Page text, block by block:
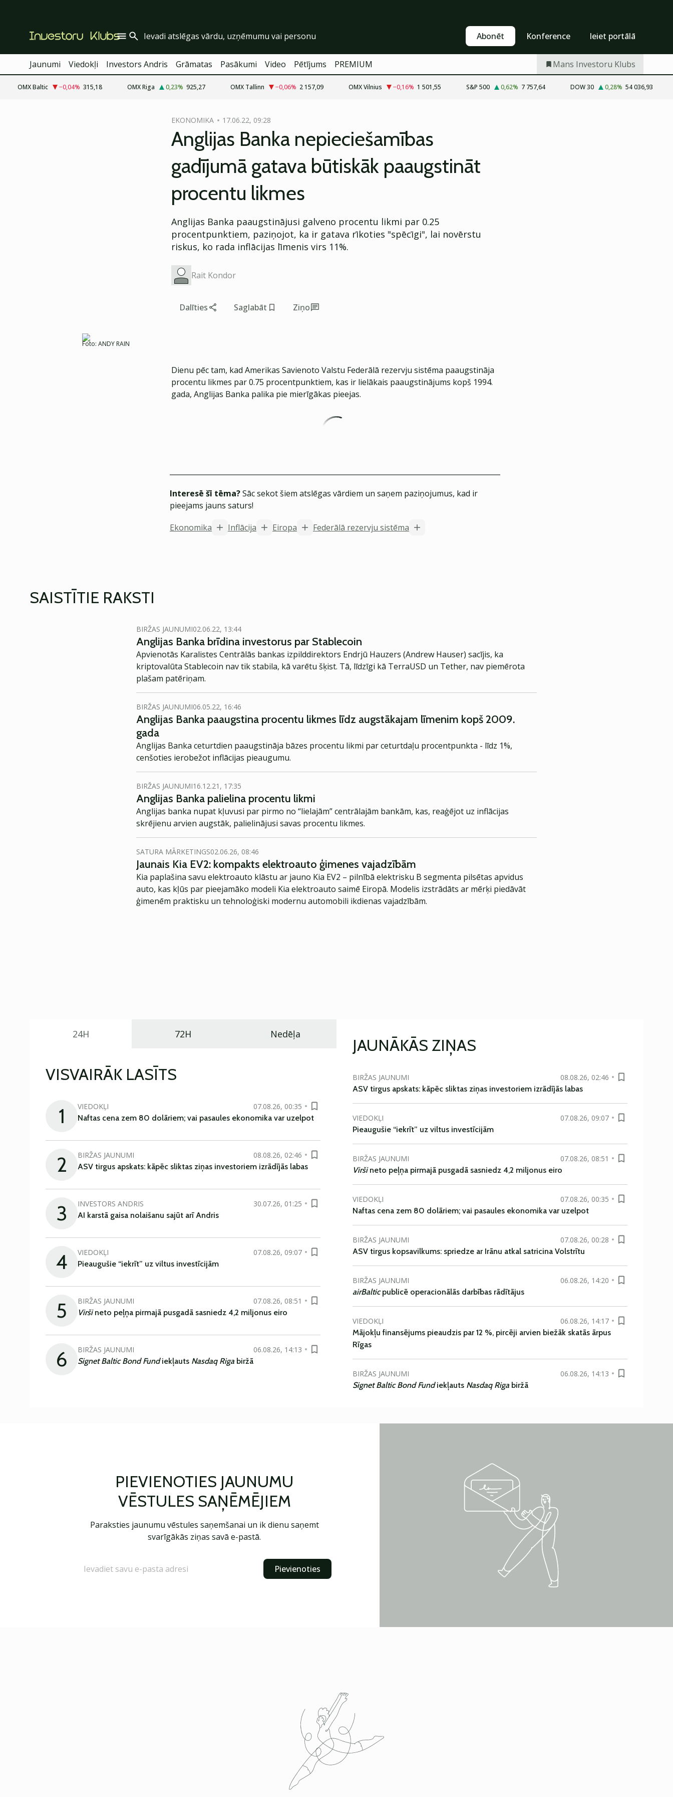
Abonēt Konference Ieiet portālā
Jaunumi Viedokļi Investors Andris Grāmatas Pasākumi Video Pētījums PREMIUM Mans Investoru Klubs
OMX Baltic −0,04% 315,18 OMX Riga 0,23% 925,27 OMX Tallinn −0,06% 2 157,09 OMX Vilnius −0,16% 1 501,55 S&P 500 0,62% 7 757,64 DOW 30 0,28% 54 036,93
EKONOMIKA 17.06.22, 09:28
Anglijas Banka nepieciešamības
gadījumā gatava būtiskāk paaugstināt
procentu likmes
Anglijas Banka paaugstinājusi galveno procentu likmi par 0.25
procentpunktiem, paziņojot, ka ir gatava rīkoties "spēcīgi", lai novērstu
riskus, ko rada inflācijas līmenis virs 11%.
Rait Kondor
Dalīties Saglabāt Ziņo
Foto: ANDY RAIN
Dienu pēc tam, kad Amerikas Savienoto Valstu Federālā rezervju sistēma paaugstināja
procentu likmes par 0.75 procentpunktiem, kas ir lielākais paaugstinājums kopš 1994.
gada, Anglijas Banka palika pie mierīgākas pieejas.
Interesē šī tēma?Sāc sekot šiem atslēgas vārdiem un saņem paziņojumus, kad ir
pieejams jauns saturs!
Ekonomika
Inflācija Eiropa Federālā rezervju sistēma
SAISTĪTIE RAKSTI
BIRŽAS JAUNUMI02.06.22, 13:44
Anglijas Banka brīdina investorus par Stablecoin
Apvienotās Karalistes Centrālās bankas izpilddirektors Endrjū Hauzers (Andrew Hauser) sacījis, ka
kriptovalūta Stablecoin nav tik stabila, kā varētu šķist. Tā, līdzīgi kā TerraUSD un Tether, nav piemērota
plašam patēriņam.
BIRŽAS JAUNUMI06.05.22, 16:46
Anglijas Banka paaugstina procentu likmes līdz augstākajam līmenim kopš 2009.
gada
Anglijas Banka ceturtdien paaugstināja bāzes procentu likmi par ceturtdaļu procentpunkta - līdz 1%,
cenšoties ierobežot inflācijas pieaugumu.
BIRŽAS JAUNUMI16.12.21, 17:35
Anglijas Banka palielina procentu likmi
Anglijas banka nupat kļuvusi par pirmo no “lielajām” centrālajām bankām, kas, reaģējot uz inflācijas
skrējienu arvien augstāk, palielinājusi savas procentu likmes.
SATURA MĀRKETINGS02.06.26, 08:46
Jaunais Kia EV2: kompakts elektroauto ģimenes vajadzībām
Kia paplašina savu elektroauto klāstu ar jauno Kia EV2 – pilnībā elektrisku B segmenta pilsētas apvidus
auto, kas kļūs par pieejamāko modeli Kia elektroauto saimē Eiropā. Modelis izstrādāts ar mērķi piedāvāt
ģimenēm praktisku un tehnoloģiski modernu automobili ikdienas vajadzībām.
24H 72H Nedēļa
VISVAIRĀK LASĪTS
1 VIEDOKĻI
07.08.26, 00:35
Naftas cena zem 80 dolāriem; vai pasaules ekonomika var uzelpot
2 BIRŽAS JAUNUMI
08.08.26, 02:46
ASV tirgus apskats: kāpēc sliktas ziņas investoriem izrādījās labas
3 INVESTORS ANDRIS
30.07.26, 01:25
AI karstā gaisa nolaišanu sajūt arī Andris
4 VIEDOKĻI
07.08.26, 09:07
Pieaugušie “iekrīt” uz viltus investīcijām
5 BIRŽAS JAUNUMI
07.08.26, 08:51
Viršineto peļņa pirmajā pusgadā sasniedz 4,2 miljonus eiro
6 BIRŽAS JAUNUMI
06.08.26, 14:13
Signet Baltic Bond Fundiekļauts Nasdaq Riga biržā
JAUNĀKĀS ZIŅAS
BIRŽAS JAUNUMI
08.08.26, 02:46
ASV tirgus apskats: kāpēc sliktas ziņas investoriem izrādījās labas
VIEDOKĻI
07.08.26, 09:07
Pieaugušie “iekrīt” uz viltus investīcijām
BIRŽAS JAUNUMI
07.08.26, 08:51
Viršineto peļņa pirmajā pusgadā sasniedz 4,2 miljonus eiro
VIEDOKĻI
07.08.26, 00:35
Naftas cena zem 80 dolāriem; vai pasaules ekonomika var uzelpot
BIRŽAS JAUNUMI
07.08.26, 00:28
ASV tirgus kopsavilkums: spriedze ar Irānu atkal satricina Volstrītu
BIRŽAS JAUNUMI
06.08.26, 14:20
airBalticpublicē operacionālās darbības rādītājus
VIEDOKĻI
06.08.26, 14:17
Mājokļu finansējums pieaudzis par 12 %, pircēji arvien biežāk skatās ārpus
Rīgas
BIRŽAS JAUNUMI
06.08.26, 14:13
Signet Baltic Bond Fundiekļauts Nasdaq Riga biržā
PIEVIENOTIES JAUNUMU
VĒSTULES SAŅĒMĒJIEM
Paraksties jaunumu vēstules saņemšanai un ik dienu saņemt
svarīgākās ziņas savā e-pastā.
Pievienoties